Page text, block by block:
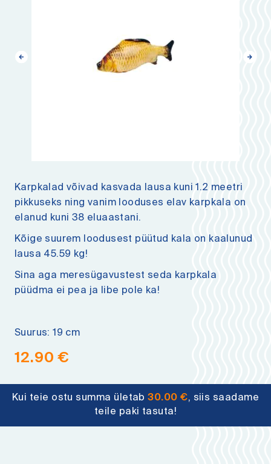
Kui teie ostu summa ületab30.00€, siis saadame
teile paki tasuta!
Karpkalad võivad kasvada lausa kuni 1.2 meetri
pikkuseks ning vanim looduses elav karpkala on
elanud kuni 38 eluaastani.
Kõige suurem loodusest püütud kala on kaalunud
lausa 45.59 kg!
Sina aga meresügavustest seda karpkala
püüdma ei pea ja libe pole ka!
Suurus: 19 cm
12.90€